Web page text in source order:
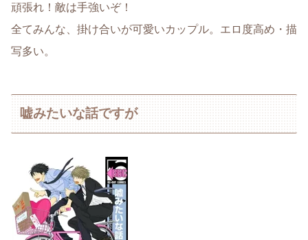
頑張れ！敵は手強いぞ！
全てみんな、掛け合いが可愛いカップル。エロ度高め・描
写多い。
嘘みたいな話ですが